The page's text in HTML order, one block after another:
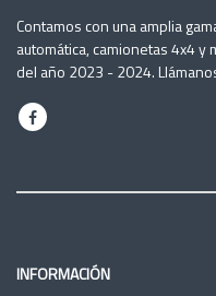
Contamos con una amplia
automática, camionetas 4x4
del año 2023 - 2024.
INFORMACIÓN